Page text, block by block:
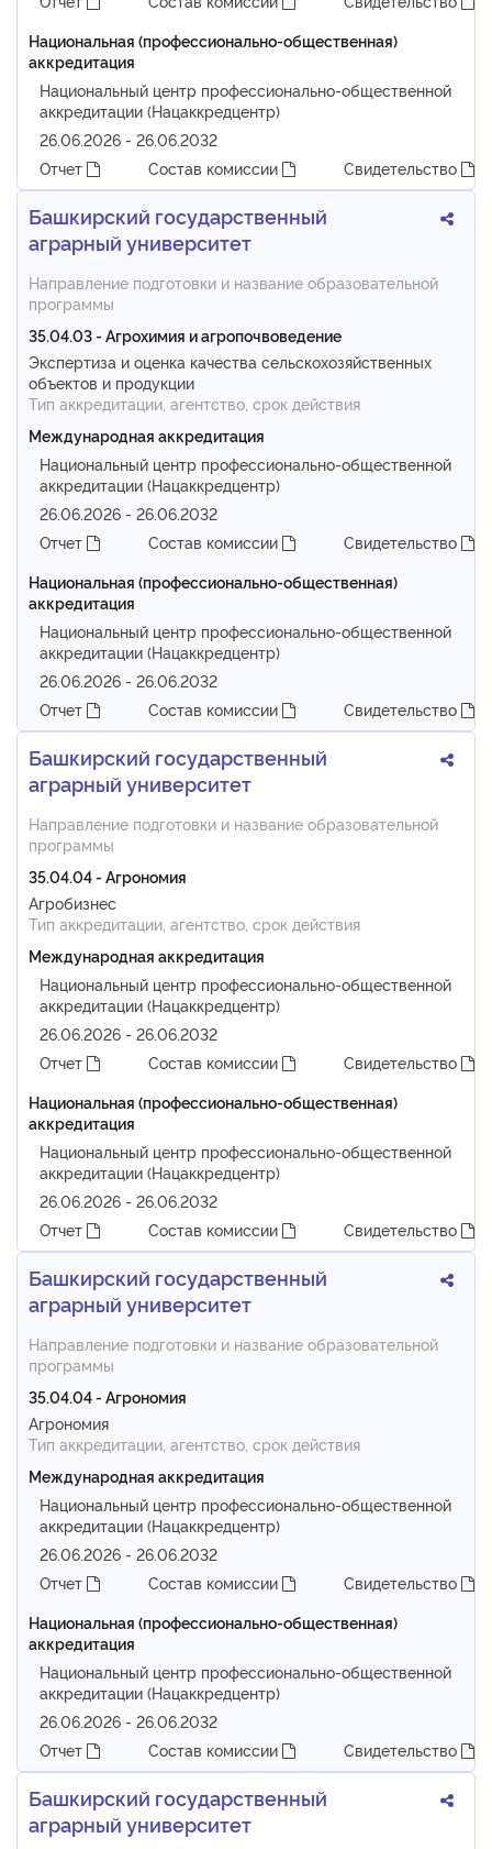
Национальная (профессионально-общественная)
аккредитация
Национальный центр профессионально-общественной
аккредитации (Нацаккредцентр)
26.06.2026 - 26.06.2032
Отчет
Состав комиссии Свидетельство
Башкирский государственный
аграрный университет
Направление подготовки и название образовательной
программы
35.04.03 - Агрохимия и агропочвоведение
Экспертиза и оценка качества сельскохозяйственных
объектов и продукции
Тип аккредитации, агентство, срок действия
Международная аккредитация
Национальный центр профессионально-общественной
аккредитации (Нацаккредцентр)
26.06.2026 - 26.06.2032
Отчет
Состав комиссии
Свидетельство
Национальная (профессионально-общественная)
аккредитация
Национальный центр профессионально-общественной
аккредитации (Нацаккредцентр)
26.06.2026 - 26.06.2032
Отчет
Состав комиссии Свидетельство
Башкирский государственный
аграрный университет
Направление подготовки и название образовательной
программы
35.04.04 - Агрономия
Агробизнес
Тип аккредитации, агентство, срок действия
Международная аккредитация
Национальный центр профессионально-общественной
аккредитации (Нацаккредцентр)
26.06.2026 - 26.06.2032
Отчет
Состав комиссии
Свидетельство
Национальная (профессионально-общественная)
аккредитация
Национальный центр профессионально-общественной
аккредитации (Нацаккредцентр)
26.06.2026 - 26.06.2032
Отчет
Состав комиссии Свидетельство
Башкирский государственный
аграрный университет
Направление подготовки и название образовательной
программы
35.04.04 - Агрономия
Агрономия
Тип аккредитации, агентство, срок действия
Международная аккредитация
Национальный центр профессионально-общественной
аккредитации (Нацаккредцентр)
26.06.2026 - 26.06.2032
Отчет
Состав комиссии
Свидетельство
Национальная (профессионально-общественная)
аккредитация
Национальный центр профессионально-общественной
аккредитации (Нацаккредцентр)
26.06.2026 - 26.06.2032
Отчет
Состав комиссии Свидетельство
Башкирский государственный
аграрный университет